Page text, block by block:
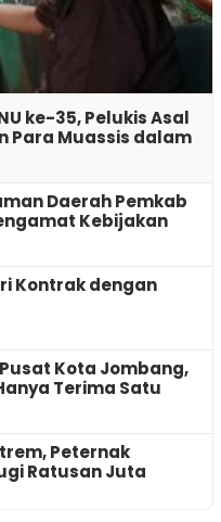
ke-35, Pelukis Asal
Para Muassis dalam
Daerah Pemkab
Kebijakan
Kontrak dengan
Kota Jombang,
Terima Satu
Peternak
Ratusan Juta